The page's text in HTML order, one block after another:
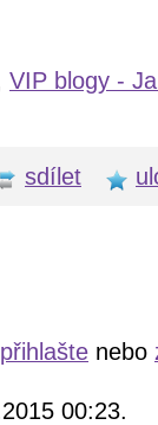
VIP blogy -
sdílet
přihlašte nebo
00:23.